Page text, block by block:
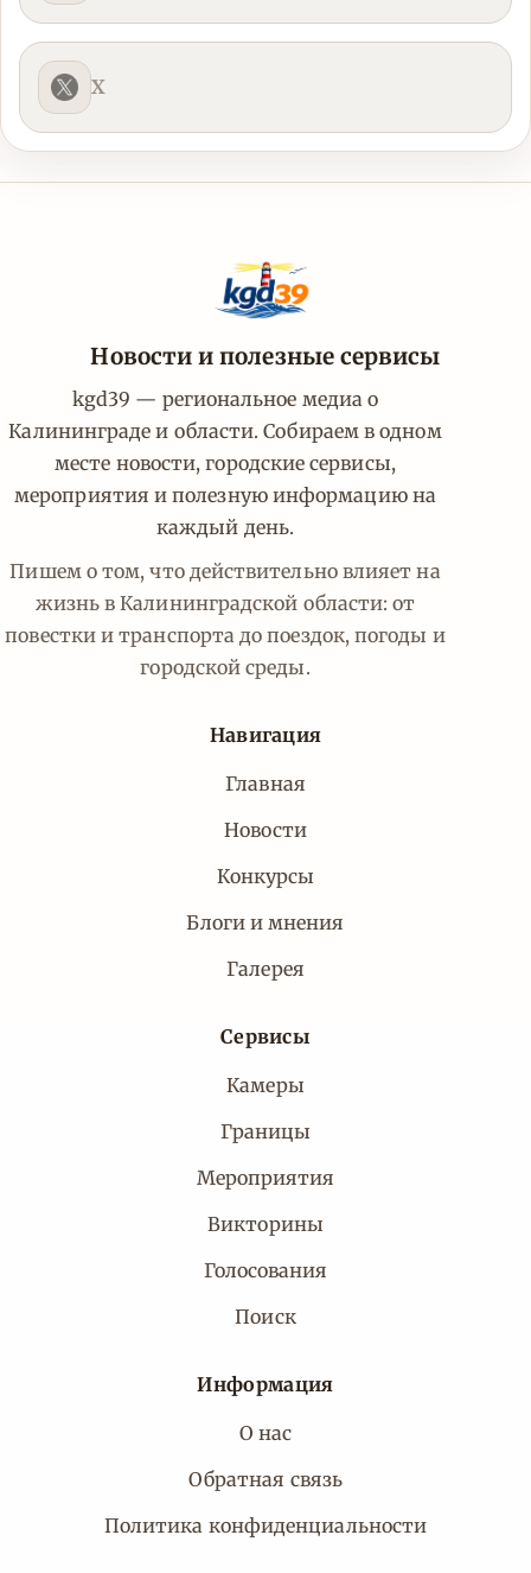
X
Новости и полезные сервисы
kgd39 — региональное медиа о
Калининграде и области. Собираем в одном
месте новости, городские сервисы,
мероприятия и полезную информацию на
каждый день.
Пишем о том, что действительно влияет на
жизнь в Калининградской области: от
повестки и транспорта до поездок, погоды и
городской среды.
Навигация
Главная
Новости
Конкурсы
Блоги и мнения
Галерея
Сервисы
Камеры
Границы
Мероприятия
Викторины
Голосования
Поиск
Информация
О нас
Обратная связь
Политика конфиденциальности